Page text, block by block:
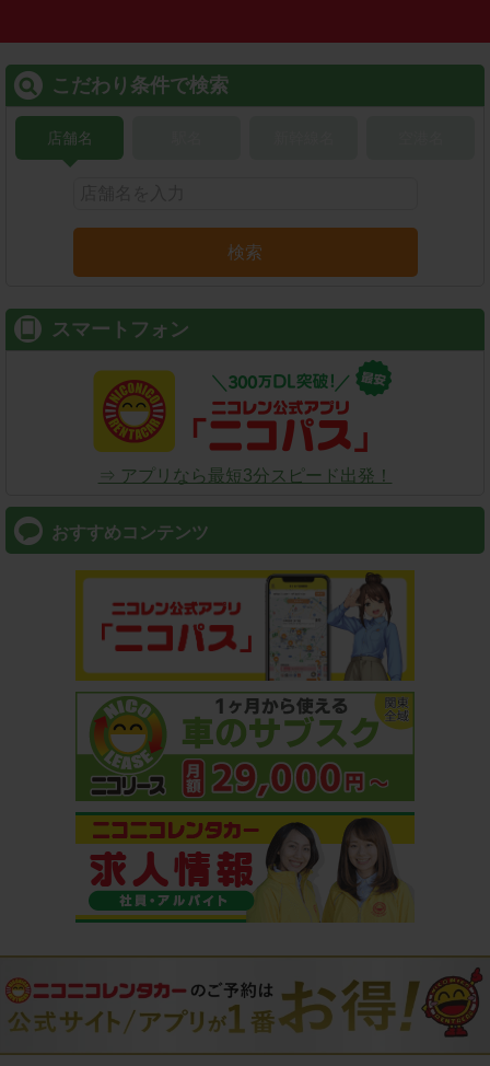
こだわり条件で検索
店舗名
検索
スマートフォン
⇒ アプリなら最短3分スピード出発！
おすすめコンテンツ